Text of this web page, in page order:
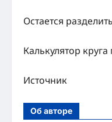
Остается
​​Калькулятор
Источник
Об авторе